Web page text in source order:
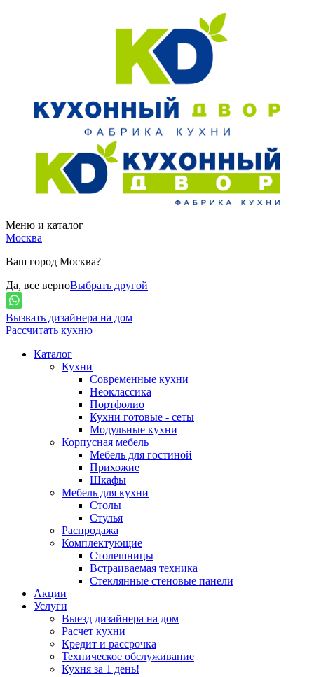
Меню и каталог
Москва
Ваш город Москва?
Да, все верноВыбрать другой
Вызвать дизайнера на дом
Рассчитать кухню
Каталог
Кухни
Современные кухни
Неоклассика
Портфолио
Кухни готовые - сеты
Модульные кухни
Корпусная мебель
Мебель для гостиной
Прихожие
Шкафы
Мебель для кухни
Столы
Стулья
Распродажа
Комплектующие
Столешницы
Встраиваемая техника
Стеклянные стеновые панели
Акции
Услуги
Выезд дизайнера на дом
Расчет кухни
Кредит и рассрочка
Техническое обслуживание
Кухня за 1 день!